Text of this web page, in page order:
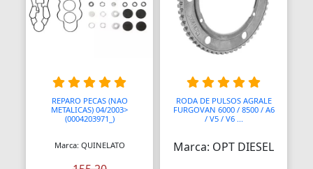
REPARO PECAS (NAO
METALICAS) 04/2003>
(0004203971_)
Marca: QUINELATO
RODA DE PULSOS AGRALE
FURGOVAN 6000 / 8500 / A6
/ V5 / V6 ...
Marca: OPT DIESEL